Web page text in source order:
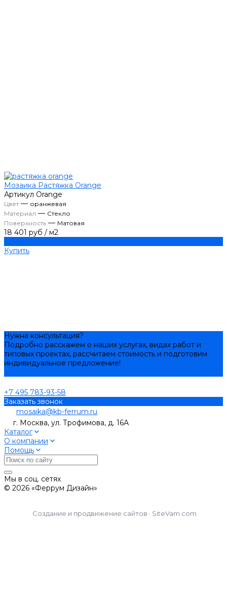
Мозаика Растяжка Orange
Артикул Orange
Цвет— оранжевая
Материал — Стекло
Поверхность — Матовая
18 401 руб / м2
Купить
Нужна консультация?
Подробно расскажем о наших услугах, видах работ и
типовых проектах, рассчитаем стоимость и подготовим
индивидуальное предложение!
+7 495 783-93-58
Заказать звонок
mosaika@kb-ferrum.ru
г. Москва, ул. Трофимова, д. 16А
Каталог
О компании
Помощь
Мы в соц. сетях
© 2026 «Феррум Дизайн»
Создание и продвижение сайтов · SiteVam.com